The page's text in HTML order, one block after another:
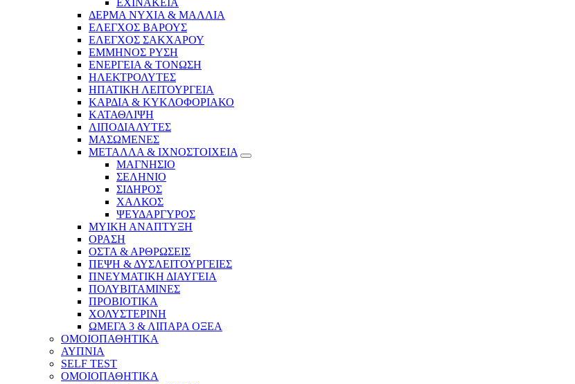
ΔΕΡΜΑ ΝΥΧΙΑ & ΜΑΛΛΙΑ
ΕΛΕΓΧΟΣ ΒΑΡΟΥΣ
ΕΛΕΓΧΟΣ ΣΑΚΧΑΡΟΥ
ΕΜΜΗΝΟΣ ΡΥΣΗ
ΕΝΕΡΓΕΙΑ & ΤΟΝΩΣΗ
ΗΛΕΚΤΡΟΛΥΤΕΣ
ΗΠΑΤΙΚΗ ΛΕΙΤΟΥΡΓΕΙΑ
ΚΑΡΔΙΑ & ΚΥΚΛΟΦΟΡΙΑΚΟ
ΚΑΤΑΘΛΙΨΗ
ΛΙΠΟΔΙΑΛΥΤΕΣ
ΜΑΣΩΜΕΝΕΣ
ΜΕΤΑΛΛΑ & ΙΧΝΟΣΤΟΙΧΕΙΑ
ΜΑΓΝΗΣΙΟ
ΣΕΛΗΝΙΟ
ΣΙΔΗΡΟΣ
ΧΑΛΚΟΣ
ΨΕΥΔΑΡΓΥΡΟΣ
ΜΥΙΚΗ ΑΝΑΠΤΥΞΗ
ΟΡΑΣΗ
ΟΣΤΑ & ΑΡΘΡΩΣΕΙΣ
ΠΕΨΗ & ΔΥΣΛΕΙΤΟΥΡΓΕΙΕΣ
ΠΝΕΥΜΑΤΙΚΗ ΔΙΑΥΓΕΙΑ
ΠΟΛΥΒΙΤΑΜΙΝΕΣ
ΠΡΟΒΙΟΤΙΚΑ
ΧΟΛΥΣΤΕΡΙΝΗ
ΩΜΕΓΑ 3 & ΛΙΠΑΡΑ ΟΞΕΑ
ΟΜΟΙΟΠΑΘΗΤΙΚΑ
ΑΥΠΝΙΑ
SELF TEST
ΟΜΟΙΟΠΑΘΗΤΙΚΑ